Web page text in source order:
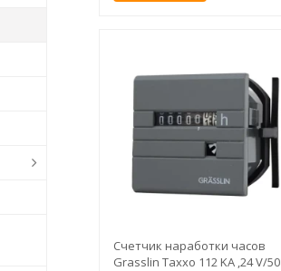
Счетчик наработки часов
Grasslin Taxxo 112 KA ,24 V/50